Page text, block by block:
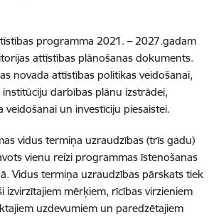
programma 2021. – 2027.gadam
attīstības plānošanas dokuments.
novada attīstības politikas veidošanai,
darbības plānu izstrādei,
veidošanai un investīciju piesaistei.
vidus termiņa uzraudzības (trīs gadu)
vienu reizi programmas īstenošanas
Vidus termiņa uzraudzības pārskats tiek
mērķiem, rīcības virzieniem
uzdevumiem un paredzētajiem